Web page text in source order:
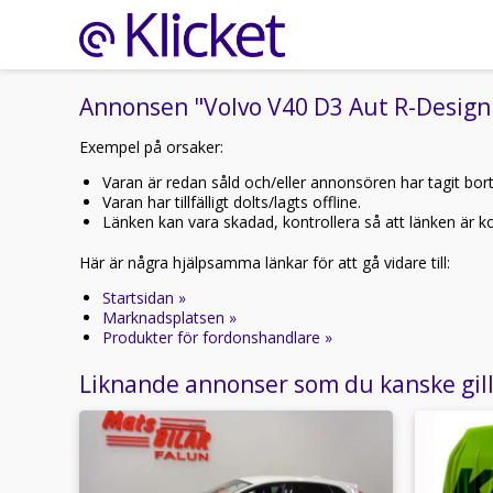
Annonsen "Volvo V40 D3 Aut R-
Exempel på orsaker:
Varan är redan såld och/eller annonsören har tagit
Varan har tillfälligt dolts/lagts offline.
Länken kan vara skadad, kontrollera så att länken är
Här är några hjälpsamma länkar för att gå vidare till:
Startsidan »
Marknadsplatsen »
Produkter för fordonshandlare »
Liknande annonser som du kanske